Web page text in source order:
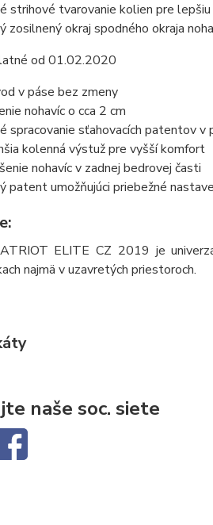
strihové tvarovanie kolien pre
zosilnený okraj spodného okraja
od 01.02.2020
v páse bez zmeny
nohavíc o cca 2 cm
spracovanie sťahovacích patentov v
kolenná výstuž pre vyšší komfort
nohavíc v zadnej bedrovej časti
patent umožňujúci priebežné
ELITE CZ 2019 je
najmä v uzavretých priestoroch.
naše soc. siete